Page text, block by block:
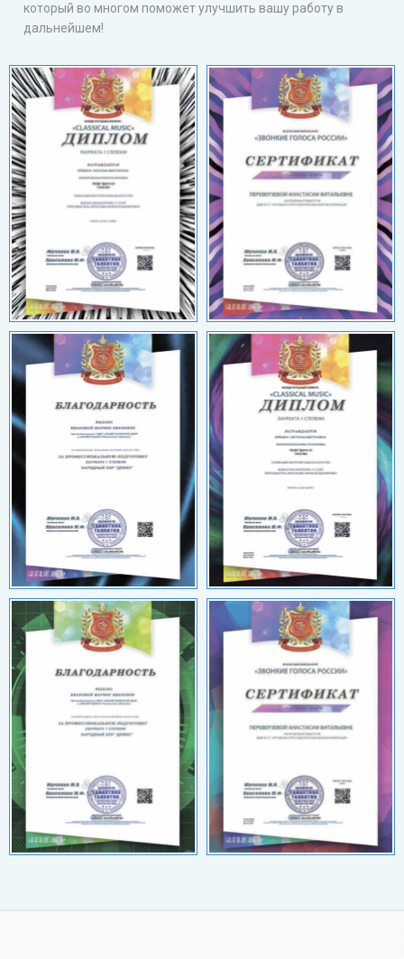
который во многом поможет улучшить вашу работу в
дальнейшем!